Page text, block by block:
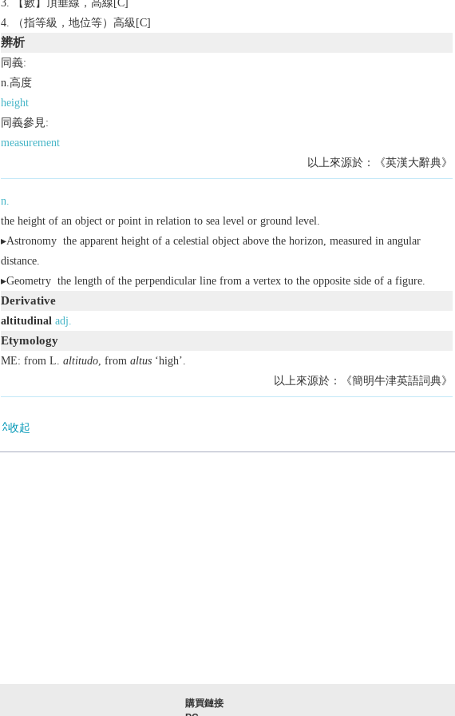
【數】頂垂線，高線[C]
（指等級，地位等）高級[C]
辨析
同義:
n.高度
height
同義參見:
measurement
以上來源於：《英漢大辭典》
n.
the height of an object or point in relation to sea level or ground level.
▸Astronomy the apparent height of a celestial object above the horizon, measured in angular
distance.
▸Geometry the length of the perpendicular line from a vertex to the opposite side of a figure.
Derivative
altitudinal adj.
Etymology
ME: from L. altitudo, from altus‘high’.
以上來源於：《簡明牛津英語詞典》
收起
購買鏈接